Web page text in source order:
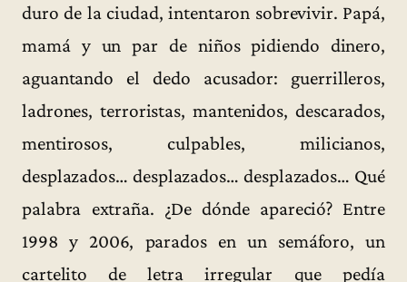
duro de la ciudad, intentaron sobrevivir. Papá,
mamá y un par de niños pidiendo dinero,
aguantando el dedo acusador: guerrilleros,
ladrones, terroristas, mantenidos, descarados,
mentirosos, culpables, milicianos,
desplazados… desplazados… desplazados… Qué
palabra extraña. ¿De dónde apareció? Entre
1998 y 2006, parados en un semáforo, un
cartelito de letra irregular que pedía